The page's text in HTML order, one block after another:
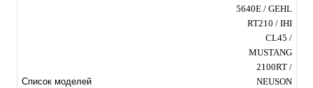
Список моделей
5640E / GEHL
RT210 / IHI
CL45 /
MUSTANG
2100RT /
NEUSON